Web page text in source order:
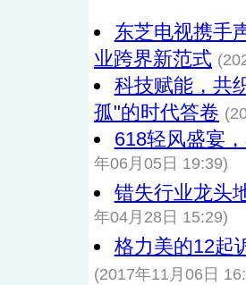
东芝电视携手
业跨界新范式
科技赋能，共
孤"的时代答卷
618轻风盛宴
年06月05日 19:39)
错失行业龙头
年04月28日 15:29)
格力美的12起
(2017年11月06日